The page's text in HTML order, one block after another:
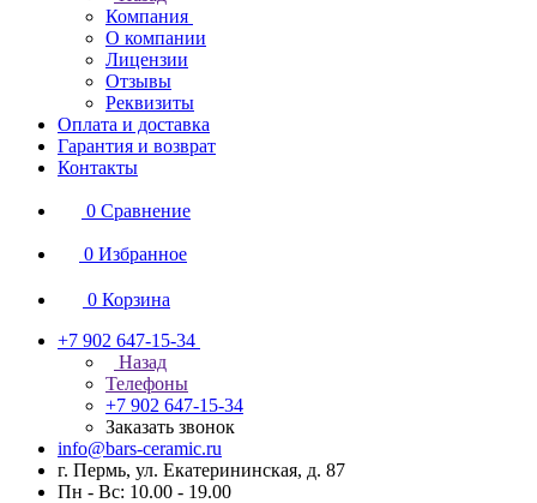
Компания
О компании
Лицензии
Отзывы
Реквизиты
Оплата и доставка
Гарантия и возврат
Контакты
0 Сравнение
0 Избранное
0 Корзина
+7 902 647-15-34
Назад
Телефоны
+7 902 647-15-34
Заказать звонок
info@bars-ceramic.ru
г. Пермь, ул. Екатерининская, д. 87
Пн - Вс: 10.00 - 19.00